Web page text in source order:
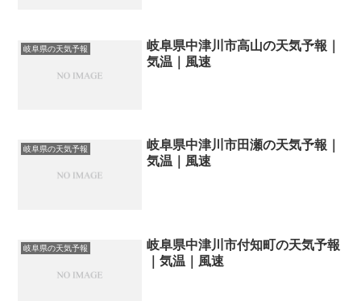
岐阜県の天気予報
岐阜県中津川市高山の天気予報｜
気温｜風速
岐阜県の天気予報
岐阜県中津川市田瀬の天気予報｜
気温｜風速
岐阜県の天気予報
岐阜県中津川市付知町の天気予報
｜気温｜風速